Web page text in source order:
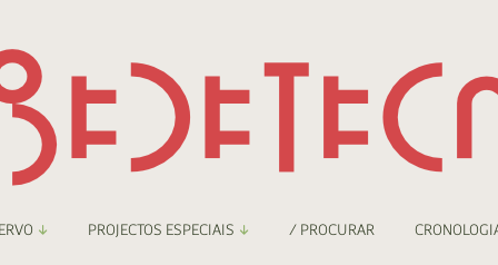
PROJECTOS ESPECIAIS / PROCURAR